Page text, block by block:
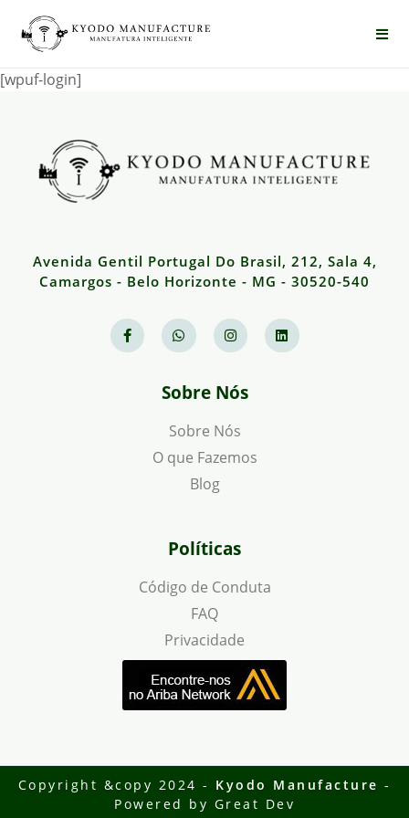
[wpuf-login]
Avenida Gentil Portugal Do Brasil, 212, Sala 4,
Camargos - Belo Horizonte - MG - 30520-540
Sobre Nós
Sobre Nós
O que Fazemos
Blog
Políticas
Código de Conduta
FAQ
Privacidade
Copyright &copy 2024 - Kyodo Manufacture -
Powered by Great Dev